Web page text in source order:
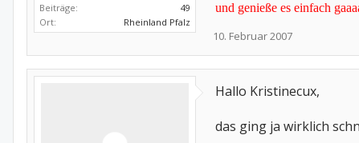
Beiträge:
49
Ort:
Rheinland Pfalz
und genieße es einfach
10. Februar 2007
Hallo Kristinecux,
das ging ja wirklich